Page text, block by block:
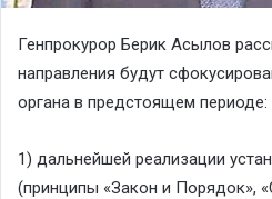
Генпрокурор Берик Асылов
направления будут
органа в предстоящем периоде:
1) дальнейшей реализации
(принципы «Закон и Порядок»,